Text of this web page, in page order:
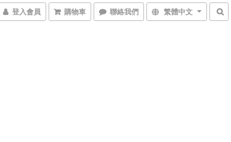
登入會員 購物車 聯絡我們 繁體中文